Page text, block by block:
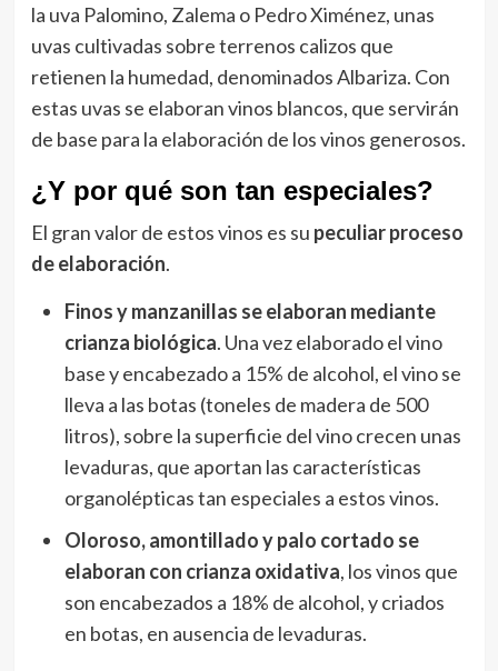
la uva Palomino, Zalema o Pedro Ximénez, unas
uvas cultivadas sobre terrenos calizos que
retienen la humedad, denominados Albariza. Con
estas uvas se elaboran vinos blancos, que servirán
de base para la elaboración de los vinos generosos.
¿Y por qué son tan especiales?
El gran valor de estos vinos es su peculiar proceso
de elaboración.
Finos y manzanillas se elaboran mediante
crianza biológica. Una vez elaborado el vino
base y encabezado a 15% de alcohol, el vino se
lleva a las botas (toneles de madera de 500
litros), sobre la superficie del vino crecen unas
levaduras, que aportan las características
organolépticas tan especiales a estos vinos.
Oloroso, amontillado y palo cortado se
elaboran con crianza oxidativa, los vinos que
son encabezados a 18% de alcohol, y criados
en botas, en ausencia de levaduras.